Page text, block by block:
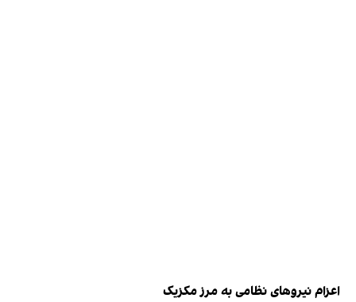
اعزام نیروهای نظامی به مرز مکزیک